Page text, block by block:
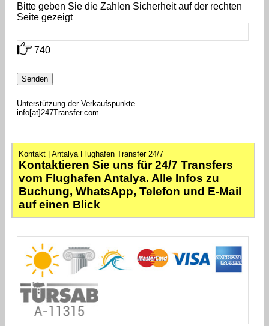
Bitte geben Sie die Zahlen Sicherheit auf der rechten
Seite gezeigt
740
Unterstützung der Verkaufspunkte
info[at]247Transfer.com
Kontakt | Antalya Flughafen Transfer 24/7
Kontaktieren Sie uns für 24/7 Transfers
vom Flughafen Antalya. Alle Infos zu
Buchung, WhatsApp, Telefon und E-Mail
auf einen Blick